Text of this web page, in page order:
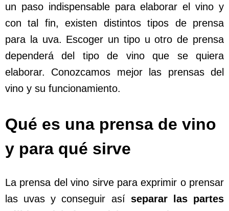
un paso indispensable para elaborar el vino y
con tal fin, existen distintos tipos de prensa
para la uva. Escoger un tipo u otro de prensa
dependerá del tipo de vino que se quiera
elaborar. Conozcamos mejor las prensas del
vino y su funcionamiento.
Qué es una prensa de vino
y para qué sirve
La prensa del vino sirve para exprimir o prensar
las uvas y conseguir así separar las partes